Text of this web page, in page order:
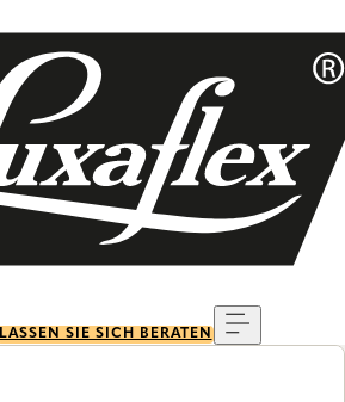
LASSEN SIE SICH BERATEN